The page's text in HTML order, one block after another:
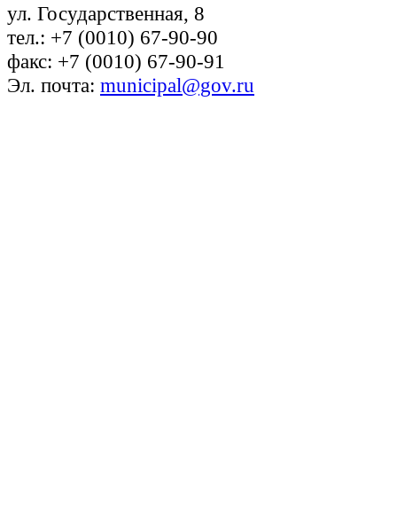
ул. Государственная, 8
тел.: +7 (0010) 67-90-90
факс: +7 (0010) 67-90-91
Эл. почта: municipal@gov.ru